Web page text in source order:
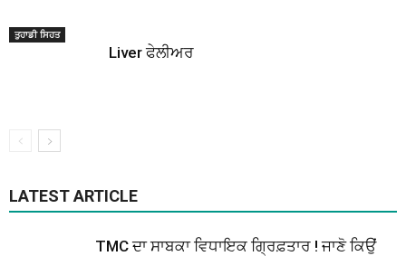
ਤੁਹਾਡੀ ਸਿਹਤ
Liver ਫੇਲੀਅਰ
LATEST ARTICLE
TMC ਦਾ ਸਾਬਕਾ ਵਿਧਾਇਕ ਗ੍ਰਿਫ਼ਤਾਰ ! ਜਾਣੋ ਕਿਉਂ